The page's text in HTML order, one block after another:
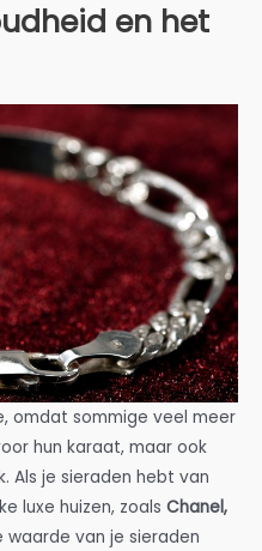
en het
omdat sommige veel meer
hun karaat, maar ook
Als je sieraden hebt van
luxe huizen, zoals Chanel,
waarde van je sieraden